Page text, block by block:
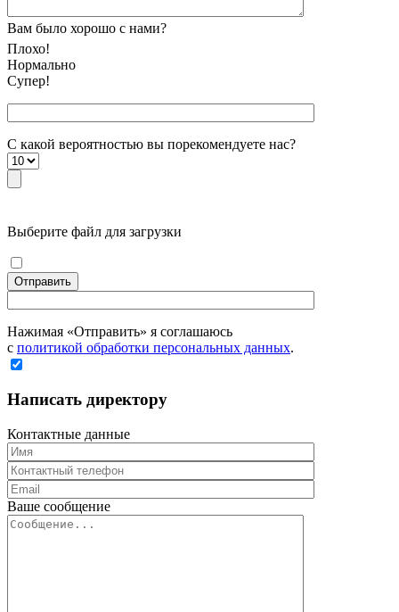
Вам было хорошо с нами?
Плохо!
Нормально
Супер!
С какой вероятностью вы порекомендуете наc?
Выберите файл для загрузки
Отправить
Нажимая «Отправить» я соглашаюсь
с политикой обработки персональных данных.
Написать директору
Контактные данные
Ваше сообщение